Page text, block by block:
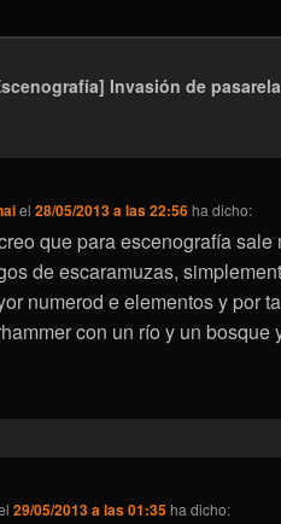
Invasión de
el28/05/2013 a las 22:56ha dicho:
que para escenografía
de escaramuzas,
numerod e elementos y por
con un río y un bosque
29/05/2013 a las 01:35ha dicho: